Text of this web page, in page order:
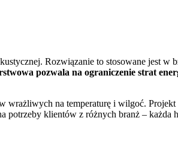
Rozwiązanie to stosowane jest w
pozwala na ograniczenie strat
wrażliwych na temperaturę i wilgoć.
klientów z różnych branż – każda